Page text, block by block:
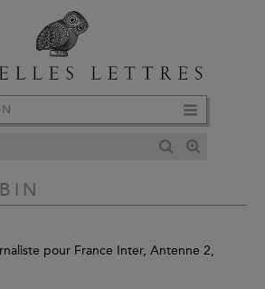
pour France Inter, Antenne 2,